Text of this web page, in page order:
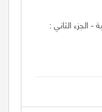
- الجزء الثاني :